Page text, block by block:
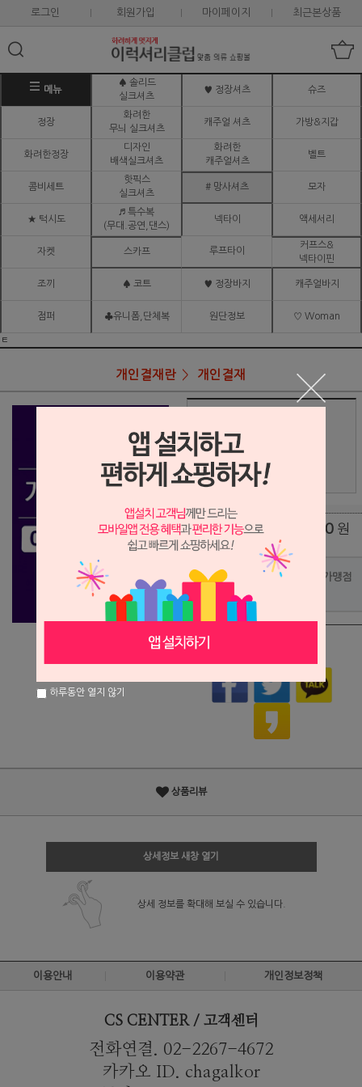
로그인 회원가입 마이페이지 최근본상품
메뉴
♠ 솔리드
실크셔츠
♥ 정장셔츠 슈즈
정장
화려한
무늬 실크셔츠
캐주얼 셔츠 가방&지갑
화려한정장
디자인
배색실크셔츠
화려한
캐주얼셔츠
벨트
콤비세트
핫픽스
실크셔츠
# 망사셔츠 모자
★ 턱시도
♬ 특수복
(무대.공연,댄스)
넥타이 액세서리
자켓 스카프 루프타이
커프스&
넥타이핀
조끼 ♠ 코트 ♥ 정장바지 캐주얼바지
점퍼 ♣유니폼,단체복 원단정보 ♡ Woman
ㅌ
개인결재란 개인결재
상품가 128,000
배송비 (조건)
총 상품 금액 0 원
포인트사용 가맹점
상품리뷰
상세정보 새창 열기
상세 정보를 확대해 보실 수 있습니다.
이용안내 이용약관 개인정보정책
CS CENTER / 고객센터
전화연결. 02-2267-4672
카카오 ID. chagalkor
하루동안 열지 않기